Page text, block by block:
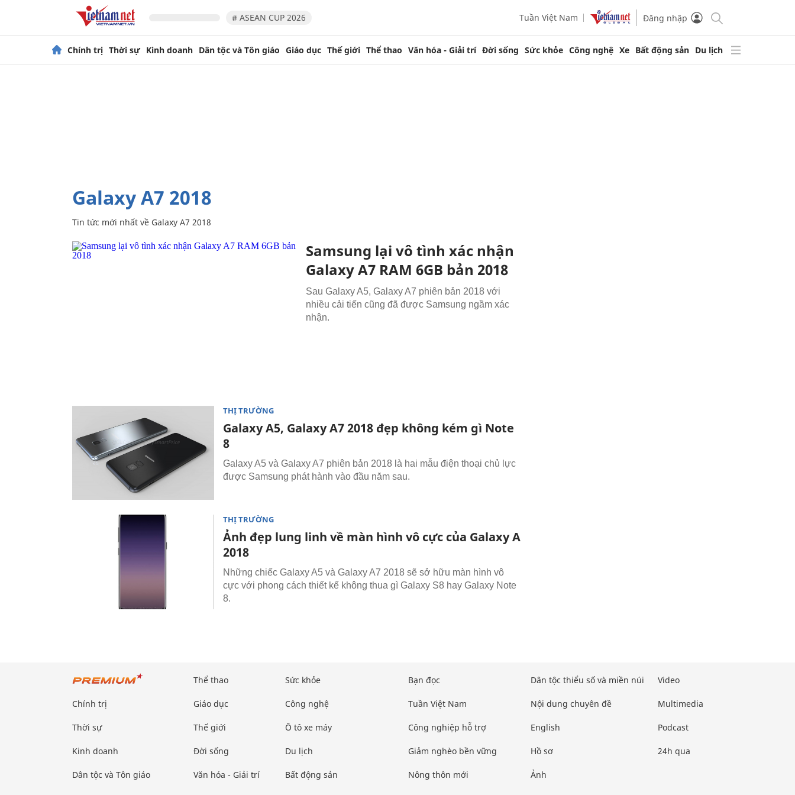
# ASEAN CUP 2026 Tuần Việt Nam Đăng nhập
Chính trị Thời sự Kinh doanh Dân tộc và Tôn giáo Giáo dục Thế giới Thể thao Văn hóa - Giải trí Đời sống Sức khỏe Công nghệ Xe Bất động sản Du lịch
Galaxy A7 2018
Tin tức mới nhất về Galaxy A7 2018
Samsung lại vô tình xác nhận
Galaxy A7 RAM 6GB bản 2018
Sau Galaxy A5, Galaxy A7 phiên bản 2018 với
nhiều cải tiến cũng đã được Samsung ngầm xác
nhận.
THỊ TRƯỜNG
Galaxy A5, Galaxy A7 2018 đẹp không kém gì Note
8
Galaxy A5 và Galaxy A7 phiên bản 2018 là hai mẫu điện thoại chủ lực
được Samsung phát hành vào đầu năm sau.
THỊ TRƯỜNG
Ảnh đẹp lung linh về màn hình vô cực của Galaxy A
2018
Những chiếc Galaxy A5 và Galaxy A7 2018 sẽ sở hữu màn hình vô
cực với phong cách thiết kế không thua gì Galaxy S8 hay Galaxy Note
8.
Chính trị
Thời sự
Kinh doanh
Dân tộc và Tôn giáo
Thể thao
Giáo dục
Thế giới
Đời sống
Văn hóa - Giải trí
Sức khỏe
Công nghệ
Ô tô xe máy
Du lịch
Bất động sản
Bạn đọc
Tuần Việt Nam
Công nghiệp hỗ trợ
Giảm nghèo bền vững
Nông thôn mới
Dân tộc thiểu số và miền núi
Nội dung chuyên đề
English
Hồ sơ
Ảnh
Video
Multimedia
Podcast
24h qua